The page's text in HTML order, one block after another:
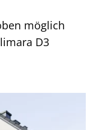
möglich
D3